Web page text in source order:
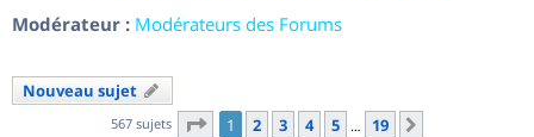
Modérateur : Modérateurs des Forums
Nouveau sujet
567 sujets Page 1sur
1 2 3 4 5 … 19